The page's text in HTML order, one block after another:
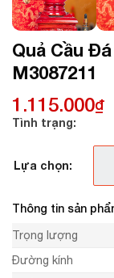
Quả Cầu
M3087211
1.115.000₫
Tình trạng:
Lựa chọn:
Thông tin sản
Trọng lượng
Đường kính